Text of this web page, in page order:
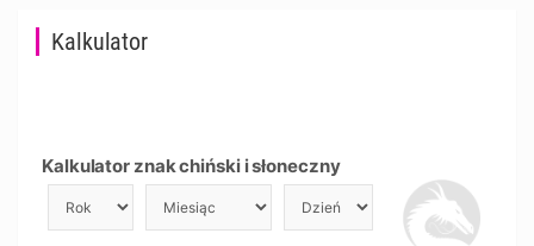
Kalkulator
Kalkulator znak chiński i słoneczny